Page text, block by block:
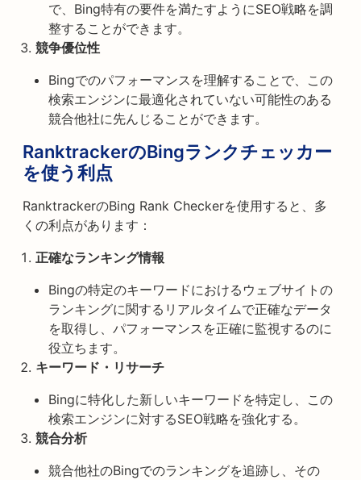
で、Bing特有の要件を満たすようにSEO戦略を調
整することができます。
競争優位性
Bingでのパフォーマンスを理解することで、この
検索エンジンに最適化されていない可能性のある
競合他社に先んじることができます。
RanktrackerのBingランクチェッカー
を使う利点
RanktrackerのBing Rank Checkerを使用すると、多
くの利点があります：
正確なランキング情報
Bingの特定のキーワードにおけるウェブサイトの
ランキングに関するリアルタイムで正確なデータ
を取得し、パフォーマンスを正確に監視するのに
役立ちます。
キーワード・リサーチ
Bingに特化した新しいキーワードを特定し、この
検索エンジンに対するSEO戦略を強化する。
競合分析
競合他社のBingでのランキングを追跡し、その